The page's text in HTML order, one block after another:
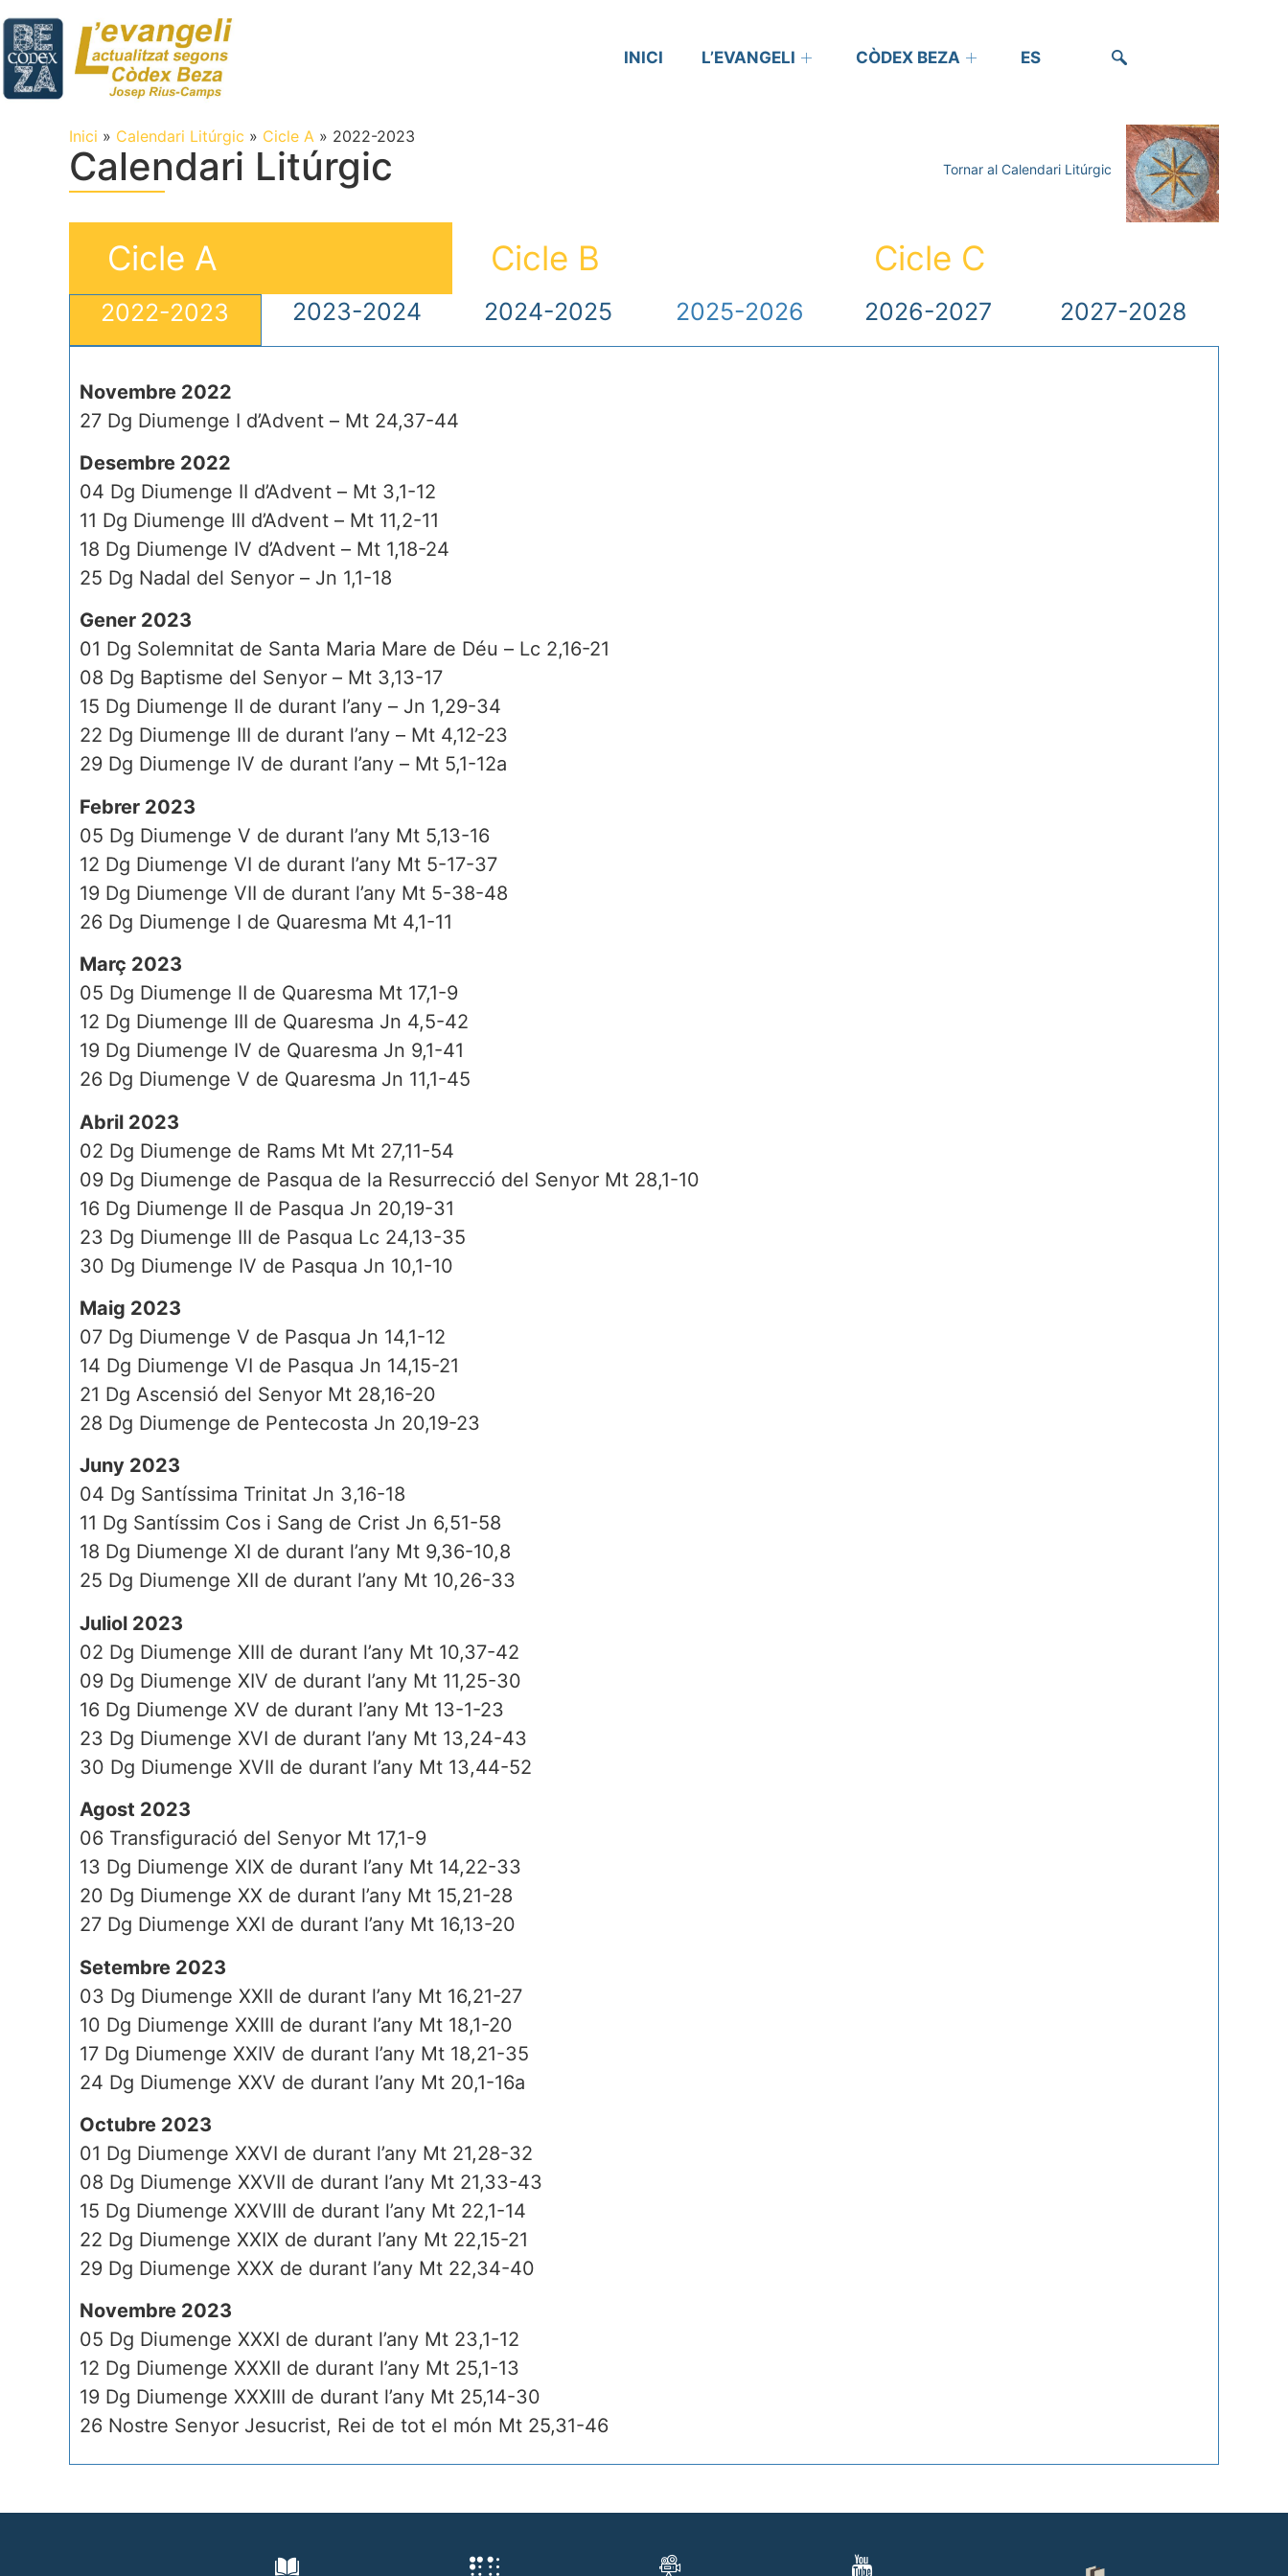
INICI L’EVANGELI CÒDEX BEZA ES
Inici » Calendari Litúrgic » Cicle A » 2022-2023
Calendari Litúrgic Tornar al Calendari Litúrgic
Cicle A Cicle B Cicle C
2022-2023 2023-2024 2024-2025 2025-2026 2026-2027 2027-2028
Novembre 2022
27 Dg Diumenge I d’Advent – Mt 24,37-44
Desembre 2022
04 Dg Diumenge II d’Advent – Mt 3,1-12
11 Dg Diumenge III d’Advent – Mt 11,2-11
18 Dg Diumenge IV d’Advent – Mt 1,18-24
25 Dg Nadal del Senyor – Jn 1,1-18
Gener 2023
01 Dg Solemnitat de Santa Maria Mare de Déu – Lc 2,16-21
08 Dg Baptisme del Senyor – Mt 3,13-17
15 Dg Diumenge II de durant l’any – Jn 1,29-34
22 Dg Diumenge III de durant l’any – Mt 4,12-23
29 Dg Diumenge IV de durant l’any – Mt 5,1-12a
Febrer 2023
05 Dg Diumenge V de durant l’any Mt 5,13-16
12 Dg Diumenge VI de durant l’any Mt 5-17-37
19 Dg Diumenge VII de durant l’any Mt 5-38-48
26 Dg Diumenge I de Quaresma Mt 4,1-11
Març 2023
05 Dg Diumenge II de Quaresma Mt 17,1-9
12 Dg Diumenge III de Quaresma Jn 4,5-42
19 Dg Diumenge IV de Quaresma Jn 9,1-41
26 Dg Diumenge V de Quaresma Jn 11,1-45
Abril 2023
02 Dg Diumenge de Rams Mt Mt 27,11-54
09 Dg Diumenge de Pasqua de la Resurrecció del Senyor Mt 28,1-10
16 Dg Diumenge II de Pasqua Jn 20,19-31
23 Dg Diumenge III de Pasqua Lc 24,13-35
30 Dg Diumenge IV de Pasqua Jn 10,1-10
Maig 2023
07 Dg Diumenge V de Pasqua Jn 14,1-12
14 Dg Diumenge VI de Pasqua Jn 14,15-21
21 Dg Ascensió del Senyor Mt 28,16-20
28 Dg Diumenge de Pentecosta Jn 20,19-23
Juny 2023
04 Dg Santíssima Trinitat Jn 3,16-18
11 Dg Santíssim Cos i Sang de Crist Jn 6,51-58
18 Dg Diumenge XI de durant l’any Mt 9,36-10,8
25 Dg Diumenge XII de durant l’any Mt 10,26-33
Juliol 2023
02 Dg Diumenge XIII de durant l’any Mt 10,37-42
09 Dg Diumenge XIV de durant l’any Mt 11,25-30
16 Dg Diumenge XV de durant l’any Mt 13-1-23
23 Dg Diumenge XVI de durant l’any Mt 13,24-43
30 Dg Diumenge XVII de durant l’any Mt 13,44-52
Agost 2023
06 Transfiguració del Senyor Mt 17,1-9
13 Dg Diumenge XIX de durant l’any Mt 14,22-33
20 Dg Diumenge XX de durant l’any Mt 15,21-28
27 Dg Diumenge XXI de durant l’any Mt 16,13-20
Setembre 2023
03 Dg Diumenge XXII de durant l’any Mt 16,21-27
10 Dg Diumenge XXIII de durant l’any Mt 18,1-20
17 Dg Diumenge XXIV de durant l’any Mt 18,21-35
24 Dg Diumenge XXV de durant l’any Mt 20,1-16a
Octubre 2023
01 Dg Diumenge XXVI de durant l’any Mt 21,28-32
08 Dg Diumenge XXVII de durant l’any Mt 21,33-43
15 Dg Diumenge XXVIII de durant l’any Mt 22,1-14
22 Dg Diumenge XXIX de durant l’any Mt 22,15-21
29 Dg Diumenge XXX de durant l’any Mt 22,34-40
Novembre 2023
05 Dg Diumenge XXXI de durant l’any Mt 23,1-12
12 Dg Diumenge XXXII de durant l’any Mt 25,1-13
19 Dg Diumenge XXXIII de durant l’any Mt 25,14-30
26 Nostre Senyor Jesucrist, Rei de tot el món Mt 25,31-46